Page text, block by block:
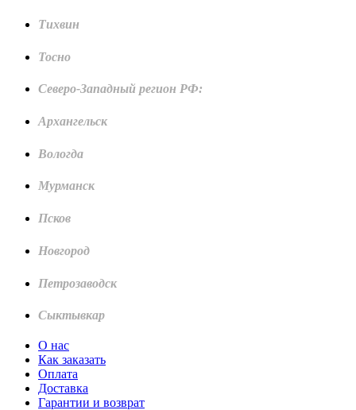
Тихвин
Тосно
Северо-Западный регион РФ:
Архангельск
Вологда
Мурманск
Псков
Новгород
Петрозаводск
Сыктывкар
О нас
Как заказать
Оплата
Доставка
Гарантии и возврат